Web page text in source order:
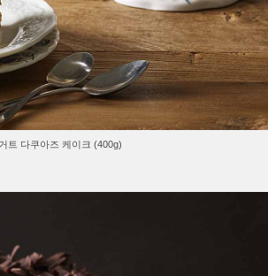
트 다쿠아즈 케이크 (400g)